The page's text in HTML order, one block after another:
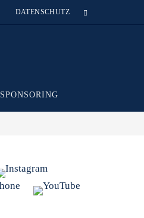
DATENSCHUTZ
SPONSORING